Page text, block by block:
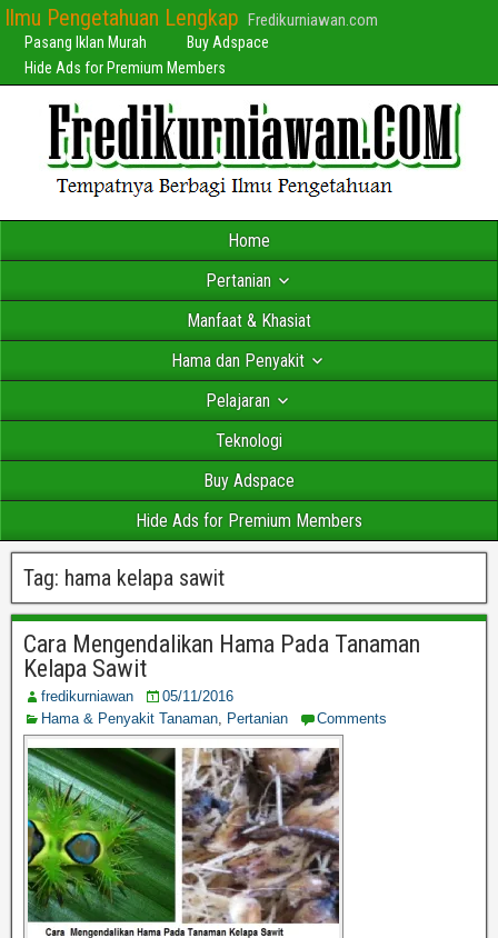
Ilmu Pengetahuan Lengkap Fredikurniawan.com
Pasang Iklan Murah
Buy Adspace
Hide Ads for Premium Members
Home
Pertanian
Manfaat & Khasiat
Hama dan Penyakit
Pelajaran
Teknologi
Buy Adspace
Hide Ads for Premium Members
Tag: hama kelapa sawit
Cara Mengendalikan Hama Pada Tanaman
Kelapa Sawit
fredikurniawan
05/11/2016
Hama & Penyakit Tanaman, Pertanian Comments